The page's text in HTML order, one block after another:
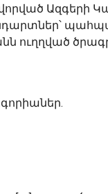
Ազգերի
ուղղված